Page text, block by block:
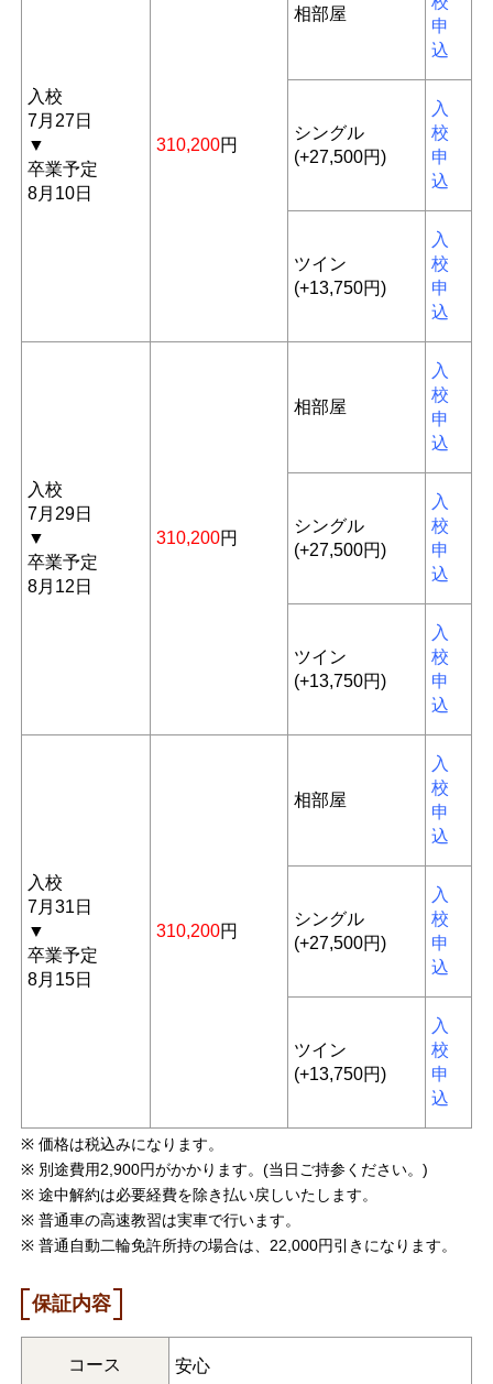
入校
7月27日
▼
卒業予定
8月10日
310,200円
相部屋
申
込
シングル
(+27,500円)
入
校
申
込
ツイン
(+13,750円)
入
校
申
込
入校
7月29日
▼
卒業予定
8月12日
310,200円
相部屋
入
校
申
込
シングル
(+27,500円)
入
校
申
込
ツイン
(+13,750円)
入
校
申
込
入校
7月31日
▼
卒業予定
8月15日
310,200円
相部屋
入
校
申
込
シングル
(+27,500円)
入
校
申
込
ツイン
(+13,750円)
入
校
申
込
価格は税込みになります。
別途費用2,900円がかかります。(当日ご持参ください。)
途中解約は必要経費を除き払い戻しいたします。
普通車の高速教習は実車で行います。
普通自動二輪免許所持の場合は、22,000円引きになります。
保証内容
コース 安心